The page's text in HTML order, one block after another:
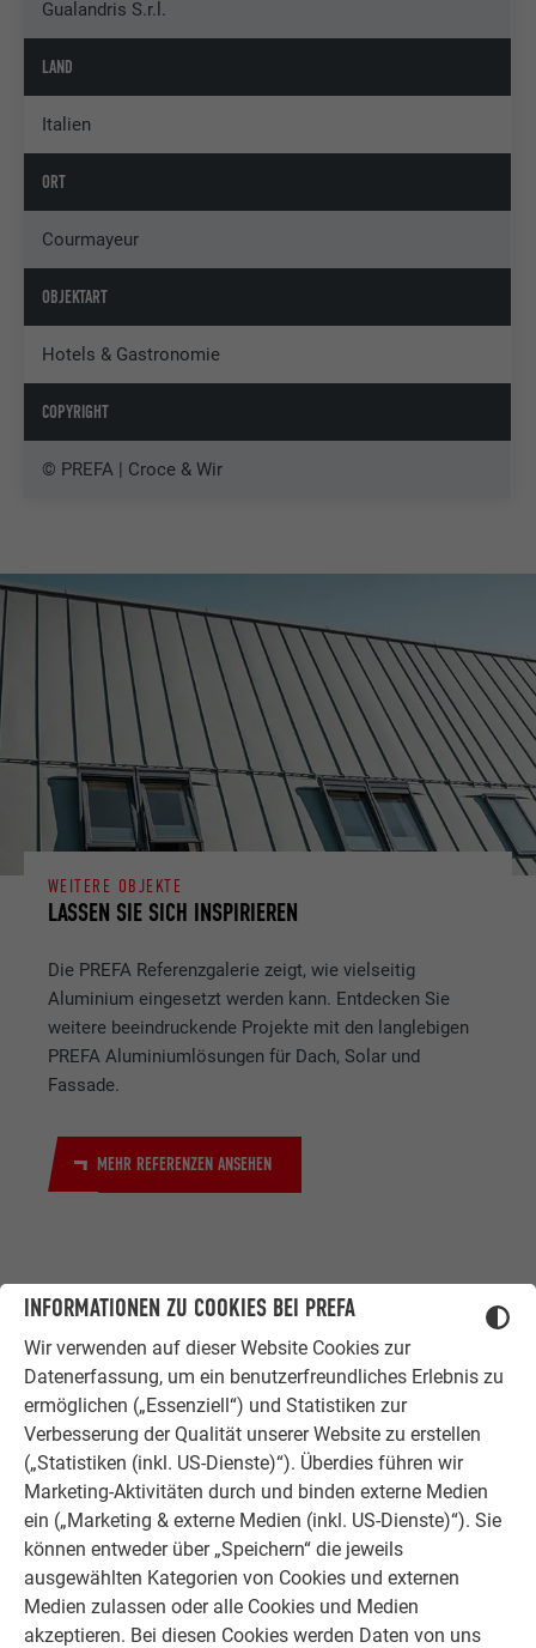
INFORMATIONEN ZU COOKIES BEI PREFA
Wir verwenden auf dieser Website Cookies zur
Datenerfassung, um ein benutzerfreundliches Erlebnis zu
ermöglichen („Essenziell“) und Statistiken zur
Verbesserung der Qualität unserer Website zu erstellen
(„Statistiken (inkl. US-Dienste)“). Überdies führen wir
Marketing-Aktivitäten durch und binden externe Medien
ein („Marketing & externe Medien (inkl. US-Dienste)“). Sie
können entweder über „Speichern“ die jeweils
ausgewählten Kategorien von Cookies und externen
Medien zulassen oder alle Cookies und Medien
akzeptieren. Bei diesen Cookies werden Daten von uns
Gualandris S.r.l.
LAND
Italien
ORT
Courmayeur
OBJEKTART
Hotels & Gastronomie
COPYRIGHT
© PREFA | Croce & Wir
LASSEN SIE SICH INSPIRIEREN
WEITERE OBJEKTE
Die PREFA Referenzgalerie zeigt, wie vielseitig
Aluminium eingesetzt werden kann. Entdecken Sie
weitere beeindruckende Projekte mit den langlebigen
PREFA Aluminiumlösungen für Dach, Solar und
Fassade.
MEHR REFERENZEN ANSEHEN
ERFAHRUNGSBERICHTE
ZUFRIEDENE KUNDEN
Ob Bauherr, Sanierer, Verarbeiter oder
Architekt - die Zufriedenheit all
unserer Kunden liegt uns am Herzen.
Deshalb versuchen wir als PREFA in
allen Phasen Ihres Projektes als
starker Begleiter zur Seite zu stehen.
Überzeugen Sie sich selbst!